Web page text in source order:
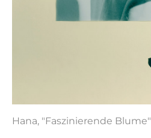
Hana, "Faszinierende Blume"